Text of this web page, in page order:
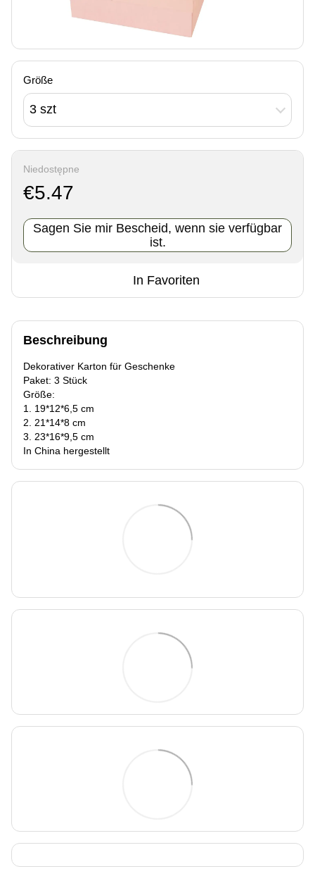
Größe
3 szt
Niedostępne
€5.47
Sagen Sie mir Bescheid, wenn sie verfügbar
ist.
In Favoriten
Beschreibung
Dekorativer Karton für Geschenke
Paket: 3 Stück
Größe:
1. 19*12*6,5 cm
2. 21*14*8 cm
3. 23*16*9,5 cm
In China hergestellt